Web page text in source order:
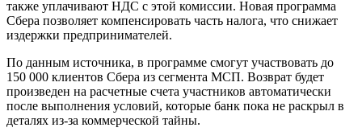
также уплачивают НДС с этой комиссии. Новая программа
Сбера позволяет компенсировать часть налога, что снижает
издержки предпринимателей.
По данным источника, в программе смогут участвовать до
150 000 клиентов Сбера из сегмента МСП. Возврат будет
произведен на расчетные счета участников автоматически
после выполнения условий, которые банк пока не раскрыл в
деталях из-за коммерческой тайны.